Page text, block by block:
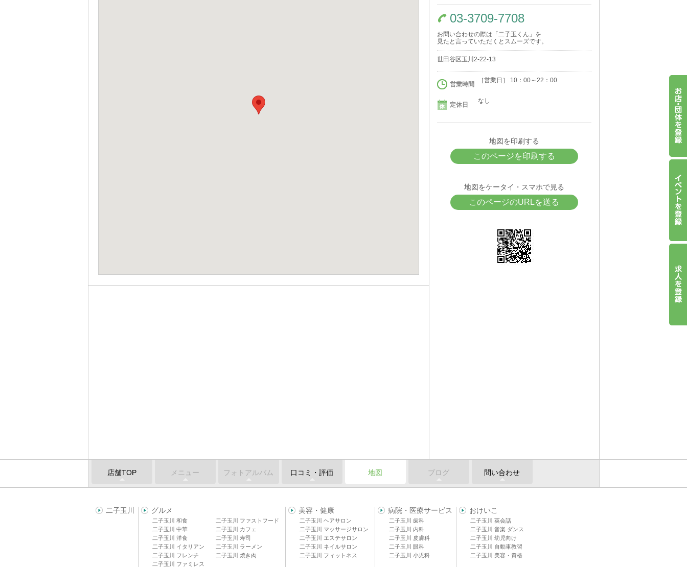
03-3709-7708
お問い合わせの際は「二子玉くん」を
見たと言っていただくとスムーズです。
世田谷区玉川2-22-13
営業時間
［営業日］ 10：00～22：00
定休日
なし
地図を印刷する
このページを印刷する
地図をケータイ・スマホで見る
このページのURLを送る
店舗TOP メニュー フォトアルバム 口コミ・評価 地図 ブログ 問い合わせ
二子玉川 グルメ
二子玉川 和食
二子玉川 中華
二子玉川 洋食
二子玉川 イタリアン
二子玉川 フレンチ
二子玉川 ファミレス
二子玉川 ファストフード
二子玉川 カフェ
二子玉川 寿司
二子玉川 ラーメン
二子玉川 焼き肉
美容・健康
二子玉川 ヘアサロン
二子玉川 マッサージサロン
二子玉川 エステサロン
二子玉川 ネイルサロン
二子玉川 フィットネス
病院・医療サービス
二子玉川 歯科
二子玉川 内科
二子玉川 皮膚科
二子玉川 眼科
二子玉川 小児科
おけいこ
二子玉川 英会話
二子玉川 音楽 ダンス
二子玉川 幼児向け
二子玉川 自動車教習
二子玉川 美容・資格